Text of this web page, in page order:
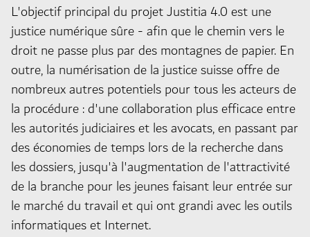
L'objectif principal du projet Justitia 4.0 est une
justice numérique sûre - afin que le chemin vers le
droit ne passe plus par des montagnes de papier. En
outre, la numérisation de la justice suisse offre de
nombreux autres potentiels pour tous les acteurs de
la procédure : d'une collaboration plus efficace entre
les autorités judiciaires et les avocats, en passant par
des économies de temps lors de la recherche dans
les dossiers, jusqu'à l'augmentation de l'attractivité
de la branche pour les jeunes faisant leur entrée sur
le marché du travail et qui ont grandi avec les outils
informatiques et Internet.